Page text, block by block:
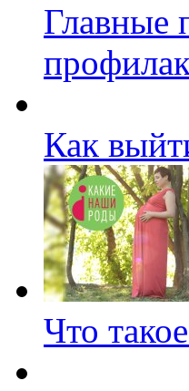
Главные
Как
Что